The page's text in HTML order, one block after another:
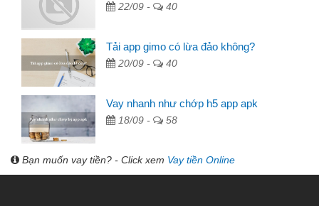
22/09 - 40
Tải app gimo có lừa đảo không?
20/09 - 40
Vay nhanh như chớp h5 app apk
18/09 - 58
Bạn muốn vay tiền? - Click xem Vay tiền Online